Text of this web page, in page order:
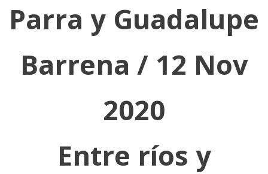
Parra y Guadalupe
Barrena / 12 Nov
2020
Entre ríos y